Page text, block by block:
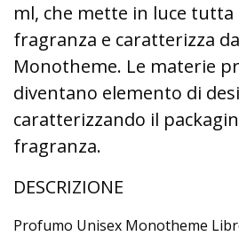
ml, che mette in luce tutta
fragranza e caratterizza
Monotheme. Le materie
diventano elemento di
caratterizzando il
fragranza.
DESCRIZIONE
Profumo Unisex Monotheme